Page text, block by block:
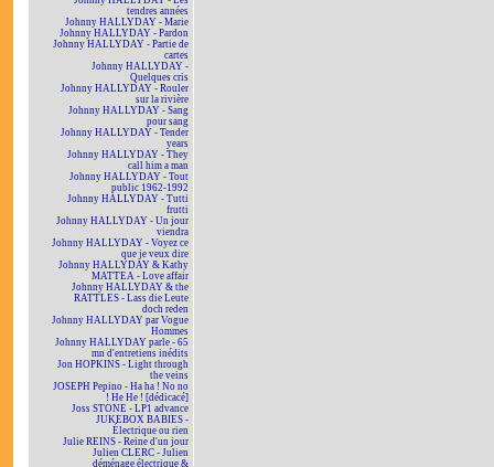
tendres années
Johnny HALLYDAY - Marie
Johnny HALLYDAY - Pardon
Johnny HALLYDAY - Partie de
cartes
Johnny HALLYDAY -
Quelques cris
Johnny HALLYDAY - Rouler
sur la rivière
Johnny HALLYDAY - Sang
pour sang
Johnny HALLYDAY - Tender
years
Johnny HALLYDAY - They
call him a man
Johnny HALLYDAY - Tout
public 1962-1992
Johnny HALLYDAY - Tutti
frutti
Johnny HALLYDAY - Un jour
viendra
Johnny HALLYDAY - Voyez ce
que je veux dire
Johnny HALLYDAY & Kathy
MATTEA - Love affair
Johnny HALLYDAY & the
RATTLES - Lass die Leute
doch reden
Johnny HALLYDAY par Vogue
Hommes
Johnny HALLYDAY parle - 65
mn d'entretiens inédits
Jon HOPKINS - Light through
the veins
JOSEPH Pepino - Ha ha ! No no
! He He ! [dédicacé]
Joss STONE - LP1 advance
JUKEBOX BABIES -
Électrique ou rien
Julie REINS - Reine d'un jour
Julien CLERC - Julien
déménage électrique &